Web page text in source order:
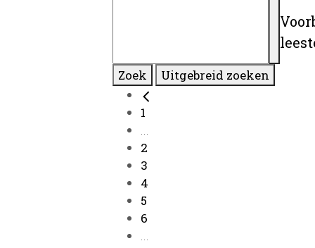
Zoek Uitgebreid zoeken
1
...
2
3
4
5
6
...